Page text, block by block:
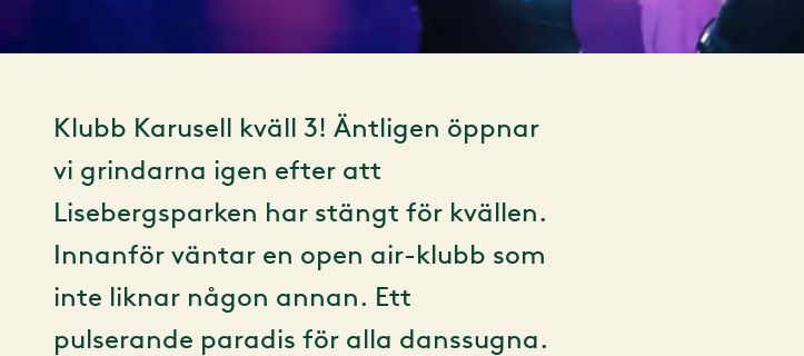
Klubb Karusell kväll 3! Äntligen öppnar
vi grindarna igen efter att
Lisebergsparken har stängt för kvällen.
Innanför väntar en open air-klubb som
inte liknar någon annan. Ett
pulserande paradis för alla danssugna.